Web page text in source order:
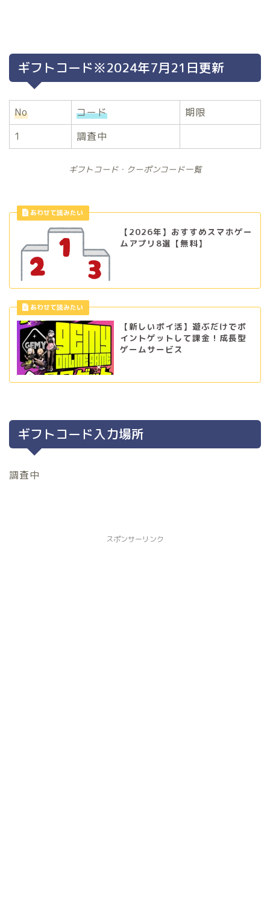
ギフトコード※2024年7月21日更新
No コード
期限
1
調査中
ギフトコード・クーポンコード一覧
【2026年】おすすめスマホゲー
ムアプリ8選【無料】
【新しいポイ活】遊ぶだけでポ
イントゲットして課金！成長型
ゲームサービス
ギフトコード入力場所
調査中
スポンサーリンク